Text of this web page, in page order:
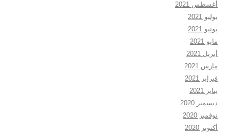
أغسطس 2021
يوليو 2021
يونيو 2021
مايو 2021
أبريل 2021
مارس 2021
فبراير 2021
يناير 2021
ديسمبر 2020
نوفمبر 2020
أكتوبر 2020